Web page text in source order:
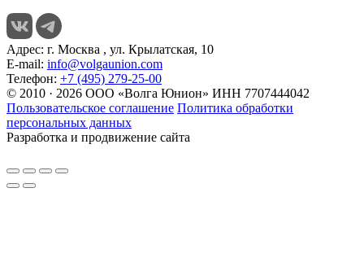
Адрес: г. Москва , ул. Крылатская, 10
E-mail: info@volgaunion.com
Телефон: +7 (495) 279-25-00
© 2010 · 2026 ООО «Волга Юнион» ИНН 7707444042
Пользовательское соглашение Политика обработки
персональных данных
Разработка и продвижение сайта